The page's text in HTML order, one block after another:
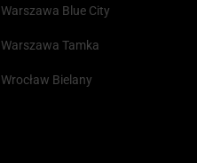
Warszawa Blue City
Warszawa Tamka
Wrocław Bielany